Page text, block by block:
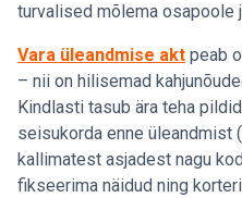
turvalised mõlema osapoole
Vara üleandmise akt peab
– nii on hilisemad
Kindlasti tasub ära teha
seisukorda enne üleandmist
kallimatest asjadest nagu
fikseerima näidud ning